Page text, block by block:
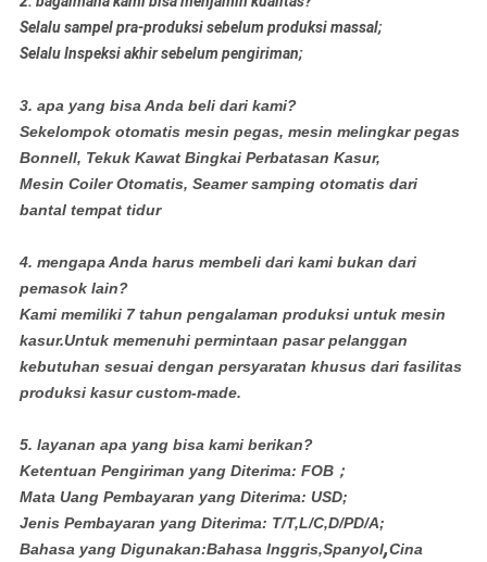
Selalu sampel pra-produksi sebelum produksi massal;
Selalu Inspeksi akhir sebelum pengiriman;
3. apa yang bisa Anda beli dari kami?
Sekelompok otomatis mesin pegas, mesin melingkar pegas
Bonnell, Tekuk Kawat Bingkai Perbatasan Kasur,
Mesin Coiler Otomatis, Seamer samping otomatis dari
bantal tempat tidur
4. mengapa Anda harus membeli dari kami bukan dari
pemasok lain?
Kami memiliki 7 tahun pengalaman produksi untuk mesin
kasur.Untuk memenuhi permintaan pasar pelanggan
kebutuhan sesuai dengan persyaratan khusus dari fasilitas
produksi kasur custom-made.
5. layanan apa yang bisa kami berikan?
Ketentuan Pengiriman yang Diterima: FOB；
Mata Uang Pembayaran yang Diterima: USD;
Jenis Pembayaran yang Diterima: T/T,L/C,D/PD/A;
Bahasa yang Digunakan:Bahasa Inggris,Spanyol,Cina